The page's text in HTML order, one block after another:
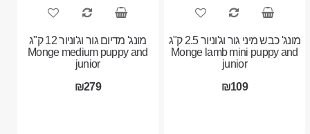
מונג' כבש מיני גור וג'וניור 2.5 ק"ג
Monge lamb mini puppy and
junior
₪109
מונג' מדיום גור וג'וניור 12 ק"ג
Monge medium puppy and
junior
₪279